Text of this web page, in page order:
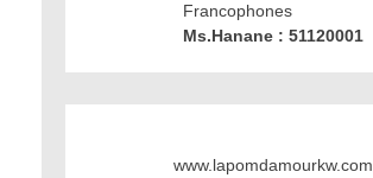
Francophones
Ms.Hanane : 51120001
www.lapomdamourkw.com